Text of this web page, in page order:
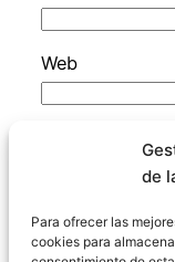
de
Para ofrecer las
cookies para
Web
Guarda mi
en este